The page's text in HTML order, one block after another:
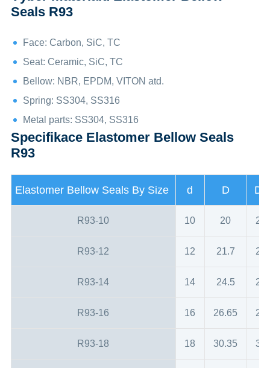
Seals R93
Face: Carbon, SiC, TC
Seat: Ceramic, SiC, TC
Bellow: NBR, EPDM, VITON atd.
Spring: SS304, SS316
Metal parts: SS304, SS316
Specifikace Elastomer Bellow Seals
R93
Elastomer Bellow Seals By Size d D D1
R93-10 10 20 21
R93-12 12 21.7 23
R93-14 14 24.5 25
R93-16 16 26.65 27
R93-18 18 30.35 33